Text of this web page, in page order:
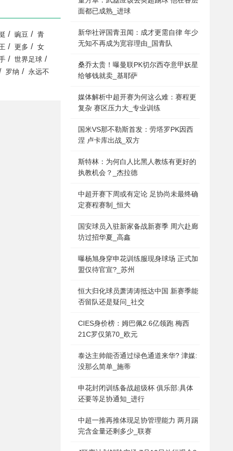
面都已成熟_进球
新华社评国青丑闻：成才更需自律 年少
无知不再成为宽容理由_国青队
桑乔太贵！曝曼联PK切尔西夺意甲妖星
给够钱就卖_基耶萨
媒体解析中超开赛为何这么难：赛程更
复杂 赛区压力大_专业训练
国米VS那不勒斯首发：劳塔罗PK因西
涅 卢卡库出战_双方
斯特林：为何白人比黑人教练有更好的
执教机会？_杰拉德
中超开赛下周或有定论 足协尚未最终确
定赛程赛制_恒大
国安球员入驻新家备战新赛季 周六赴廊
坊过招华夏_高鑫
曝杨旭身穿申花训练服现身球场 正式加
盟仅待官宣?_苏州
恒大归化球员萧涛涛抵达中国 新赛季能
否留队还是疑问_社交
CIES身价榜：姆巴佩2.6亿领跑 梅西
21C罗仅第70_欧元
泰达主帅能否通过绿色通道来华? 津媒:
没那么简单_施蒂
申花封闭训练备战超级杯 俱乐部:具体
还要等足协通知_进行
中超一推再推体现足协管理能力 两月踢
完含金量还剩多少_联赛
/ 豌豆 /
青
/ 更多 /
女
/ 世界足球 /
罗纳 /
永远不